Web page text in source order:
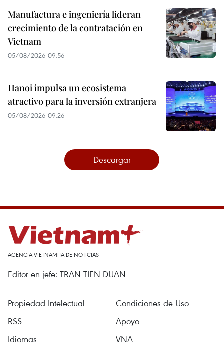
Manufactura e ingeniería lideran
crecimiento de la contratación en
Vietnam
05/08/2026 09:56
Hanoi impulsa un ecosistema
atractivo para la inversión extranjera
05/08/2026 09:26
Descargar
AGENCIA VIETNAMITA DE NOTICIAS
Editor en jefe: TRAN TIEN DUAN
Propiedad Intelectual
Condiciones de Uso
RSS
Apoyo
Idiomas
VNA